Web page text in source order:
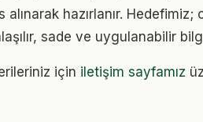
hazırlanır. Hedefimiz;
sade ve uygulanabilir
için iletişim sayfamız